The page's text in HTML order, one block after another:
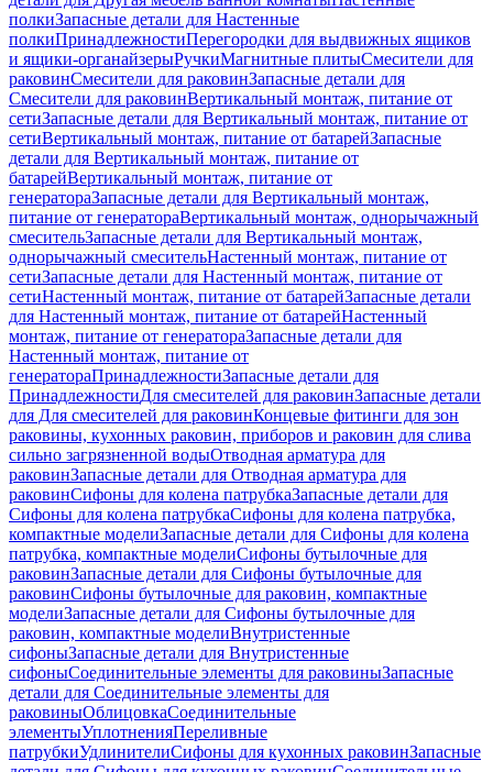
полкиЗапасные детали для Настенные
полкиПринадлежностиПерегородки для выдвижных ящиков
и ящики-органайзерыРучкиМагнитные плитыСмесители для
раковинСмесители для раковинЗапасные детали для
Смесители для раковинВертикальный монтаж, питание от
сетиЗапасные детали для Вертикальный монтаж, питание от
сетиВертикальный монтаж, питание от батарейЗапасные
детали для Вертикальный монтаж, питание от
батарейВертикальный монтаж, питание от
генератораЗапасные детали для Вертикальный монтаж,
питание от генератораВертикальный монтаж, однорычажный
смесительЗапасные детали для Вертикальный монтаж,
однорычажный смесительНастенный монтаж, питание от
сетиЗапасные детали для Настенный монтаж, питание от
сетиНастенный монтаж, питание от батарейЗапасные детали
для Настенный монтаж, питание от батарейНастенный
монтаж, питание от генератораЗапасные детали для
Настенный монтаж, питание от
генератораПринадлежностиЗапасные детали для
ПринадлежностиДля смесителей для раковинЗапасные детали
для Для смесителей для раковинКонцевые фитинги для зон
раковины, кухонных раковин, приборов и раковин для слива
сильно загрязненной водыОтводная арматура для
раковинЗапасные детали для Отводная арматура для
раковинСифоны для колена патрубкаЗапасные детали для
Сифоны для колена патрубкаСифоны для колена патрубка,
компактные моделиЗапасные детали для Сифоны для колена
патрубка, компактные моделиСифоны бутылочные для
раковинЗапасные детали для Сифоны бутылочные для
раковинСифоны бутылочные для раковин, компактные
моделиЗапасные детали для Сифоны бутылочные для
раковин, компактные моделиВнутристенные
сифоныЗапасные детали для Внутристенные
сифоныСоединительные элементы для раковиныЗапасные
детали для Соединительные элементы для
раковиныОблицовкаСоединительные
элементыУплотненияПереливные
патрубкиУдлинителиСифоны для кухонных раковинЗапасные